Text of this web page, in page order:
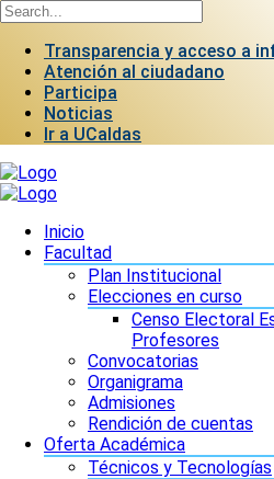
Transparencia y acceso a
Atención al ciudadano
Participa
Noticias
Ir a UCaldas
Inicio
Facultad
Plan Institucional
Elecciones en curso
Censo Electoral
Profesores
Convocatorias
Organigrama
Admisiones
Rendición de cuentas
Oferta Académica
Técnicos y Tecnologías